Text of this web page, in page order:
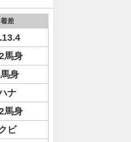
着差
馬身
身
ナ
馬身
ビ